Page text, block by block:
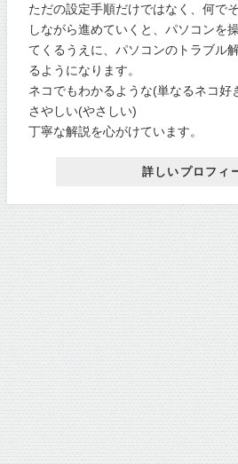
ただの設定手順だけではなく、何で
しながら進めていくと、パソコンを
てくるうえに、パソコンのトラブル
るようになります。
ネコでもわかるような(単なるネコ好
さやしい(やさしい)
丁寧な解説を心がけています。
詳しいプロフィ